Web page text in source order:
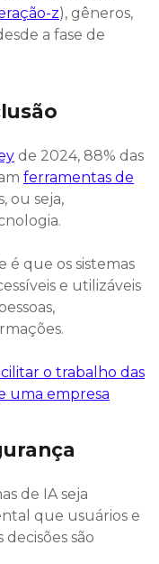
z), gêneros,
a fase de
de 2024, 88% das
ferramentas de
ou seja,
é que os sistemas
e utilizáveis
o trabalho das
uma empresa
de IA seja
que usuários e
são